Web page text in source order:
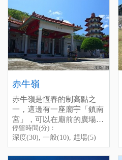
赤牛嶺
赤牛嶺是恆春的制高點之
一，這邊有一座廟宇「鎮南
宮」，可以在廟前的廣場居
高俯瞰整個恆春鎮的景觀，
視野非常好，這裡也是觀星
的好地點，天氣好的時候還
Chi-Niu-Ling is one of the
highIights of Hengchun
Town. There is a temple
停留時間(分)：
深度(30), 一般(10), 趕場(5)